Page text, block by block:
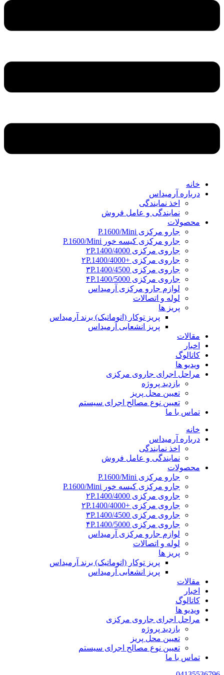
خانه
درباره آرمیداس
اخذ نمایندگی
نمایندگی و عامل فروش
محصولات
جارو مرکزی P.1600/Mini
جارو مرکزی کیسه خور P.1600/Mini
جاروی مرکزی ۲P.1400/4000
جاروی مرکزی +۲P.1400/4000
جاروی مرکزی ۳P.1400/4500
جاروی مرکزی ۴P.1400/5000
لوازم جارو مرکزی آرمیداس
لوله و اتصالات
پریز ها
پریز توکار (اتوماتیک) برند آرمیداس
پریز انشعابی آرمیداس
مقالات
اخبار
کاتالوگ
ویدیو ها
مراحل اجرای جاروی مرکزی
بازدید پروژه
تعیین محل پریز
تعیین نوع مصالح اجرای سیستم
تماس با ما
خانه
درباره آرمیداس
اخذ نمایندگی
نمایندگی و عامل فروش
محصولات
جارو مرکزی P.1600/Mini
جارو مرکزی کیسه خور P.1600/Mini
جاروی مرکزی ۲P.1400/4000
جاروی مرکزی +۲P.1400/4000
جاروی مرکزی ۳P.1400/4500
جاروی مرکزی ۴P.1400/5000
لوازم جارو مرکزی آرمیداس
لوله و اتصالات
پریز ها
پریز توکار (اتوماتیک) برند آرمیداس
پریز انشعابی آرمیداس
مقالات
اخبار
کاتالوگ
ویدیو ها
مراحل اجرای جاروی مرکزی
بازدید پروژه
تعیین محل پریز
تعیین نوع مصالح اجرای سیستم
تماس با ما